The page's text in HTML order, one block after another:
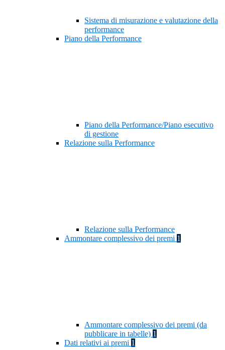
Sistema di misurazione e valutazione della
performance
Piano della Performance
Piano della Performance/Piano esecutivo
di gestione
Relazione sulla Performance
Relazione sulla Performance
Ammontare complessivo dei premi 1
Ammontare complessivo dei premi (da
pubblicare in tabelle) 1
Dati relativi ai premi 1